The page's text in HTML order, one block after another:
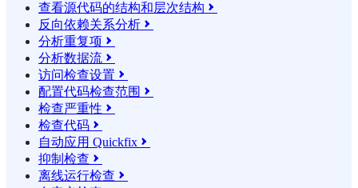
查看源代码的结构和层次结构 
反向依赖关系分析 
分析重复项 
分析数据流 
访问检查设置 
配置代码检查范围 
检查严重性 
检查代码 
自动应用 Quickfix 
抑制检查 
离线运行检查 